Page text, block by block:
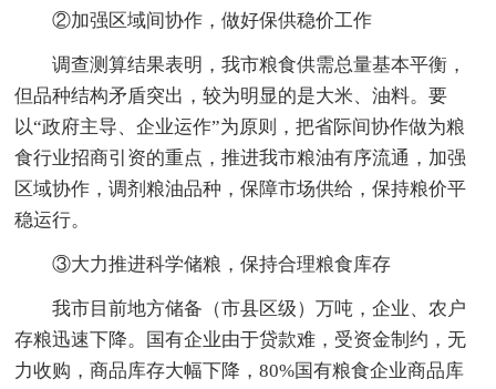
②加强区域间协作，做好保供稳价工作
调查测算结果表明，我市粮食供需总量基本平衡，
但品种结构矛盾突出，较为明显的是大米、油料。要
以“政府主导、企业运作”为原则，把省际间协作做为粮
食行业招商引资的重点，推进我市粮油有序流通，加强
区域协作，调剂粮油品种，保障市场供给，保持粮价平
稳运行。
③大力推进科学储粮，保持合理粮食库存
我市目前地方储备（市县区级）万吨，企业、农户
存粮迅速下降。国有企业由于贷款难，受资金制约，无
力收购，商品库存大幅下降，80%国有粮食企业商品库